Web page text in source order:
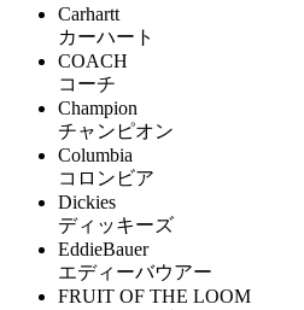
Carhartt
カーハート
COACH
コーチ
Champion
チャンピオン
Columbia
コロンビア
Dickies
ディッキーズ
EddieBauer
エディーバウアー
FRUIT OF THE LOOM